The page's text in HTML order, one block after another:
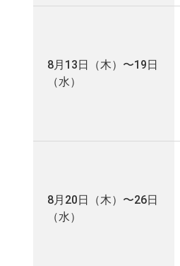
8月13日（木）〜19日
（水）
8月20日（木）〜26日
（水）